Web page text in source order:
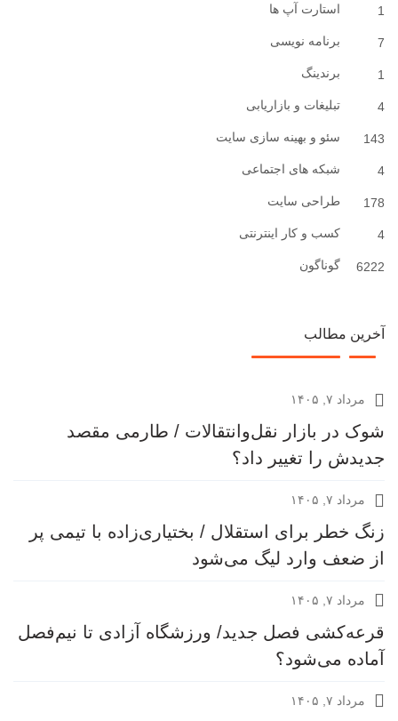
1 استارت آپ ها
7 برنامه نویسی
1 برندینگ
4 تبلیغات و بازاریابی
143 سئو و بهینه سازی سایت
4 شبکه های اجتماعی
178 طراحی سایت
4 کسب و کار اینترنتی
6222 گوناگون
آخرین مطالب
مرداد ۷, ۱۴۰۵
شوک در بازار نقل‌وانتقالات / طارمی مقصد
جدیدش را تغییر داد؟
مرداد ۷, ۱۴۰۵
زنگ خطر برای استقلال / بختیاری‌زاده با تیمی پر
از ضعف وارد لیگ می‌شود
مرداد ۷, ۱۴۰۵
قرعه‎‌کشی فصل جدید/ ورزشگاه آزادی تا نیم‌فصل
آماده می‌شود؟
مرداد ۷, ۱۴۰۵